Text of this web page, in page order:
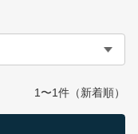
1〜1件（新着順）